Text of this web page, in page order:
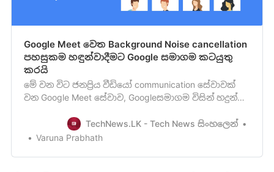
Google Meet වෙත Background Noise cancellation
පහසුකම හඳුන්වාදීමට Google සමාගම කටයුතු
කරයි
මේ වන විට ජනප්‍රිය වීඩියෝ communication සේවාවක්
වන Google Meet සේවාව, Googleසමාගම විසින් හදුන්වා
වසර තුනකට පසු Google සමාගම විසින් Google Meet
වෙත AIහැකියාවෙන් බලගැන්වෙන noise cancellation
TechNews.LK - Tech News සිංහලෙන්
Varuna Prabhath